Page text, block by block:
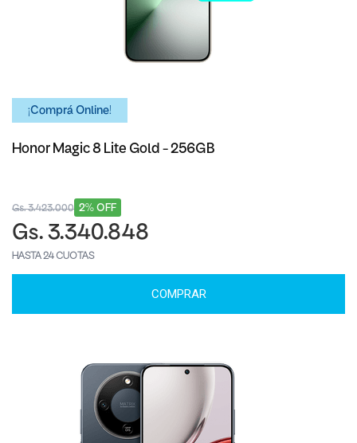
¡Comprá Online!
Honor Magic 8 Lite Gold - 256GB
2% OFF
Gs. 3.423.000
Gs. 3.340.848
HASTA 24 CUOTAS
COMPRAR